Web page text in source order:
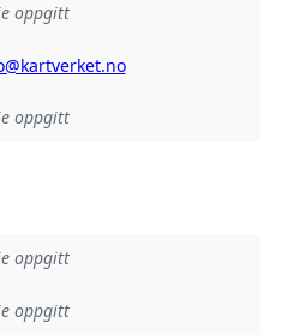
oppgitt
oppgitt
oppgitt
oppgitt